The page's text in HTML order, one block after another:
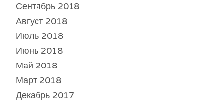
Сентябрь 2018
Август 2018
Июль 2018
Июнь 2018
Май 2018
Март 2018
Декабрь 2017